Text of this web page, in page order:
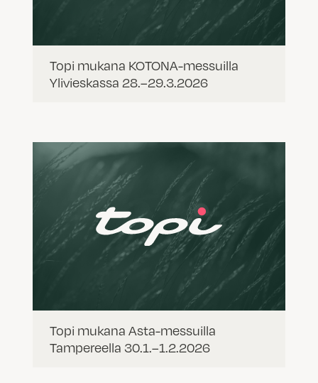
Topi mukana KOTONA-messuilla
Ylivieskassa 28.–29.3.2026
Topi mukana Asta-messuilla
Tampereella 30.1.–1.2.2026